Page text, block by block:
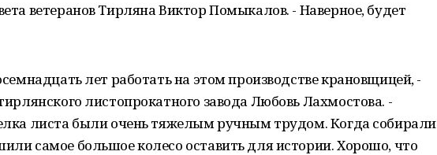
ветеранов Тирляна Виктор Помыкалов. - Наверное, будет
лет работать на этом производстве крановщицей, -
листопрокатного завода Любовь Лахмостова. -
листа были очень тяжелым ручным трудом. Когда собирали
самое большое колесо оставить для истории. Хорошо, что